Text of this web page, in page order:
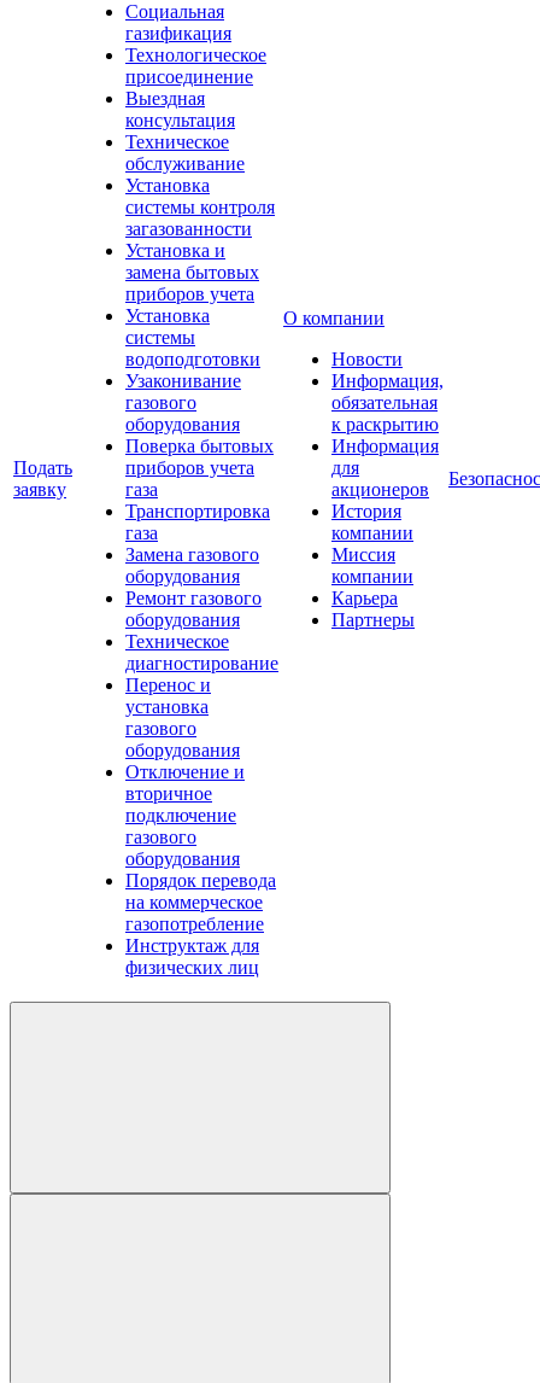
Подать
заявку
Социальная
газификация
Технологическое
присоединение
Выездная
консультация
Техническое
обслуживание
Установка
системы контроля
загазованности
Установка и
замена бытовых
приборов учета
Установка
системы
водоподготовки
Узаконивание
газового
оборудования
Поверка бытовых
приборов учета
газа
Транспортировка
газа
Замена газового
оборудования
Ремонт газового
оборудования
Техническое
диагностирование
Перенос и
установка
газового
оборудования
Отключение и
вторичное
подключение
газового
оборудования
Порядок перевода
на коммерческое
газопотребление
Инструктаж для
физических лиц
О компании
Новости
Информация,
обязательная
к раскрытию
Информация
для
акционеров
История
компании
Миссия
компании
Карьера
Партнеры